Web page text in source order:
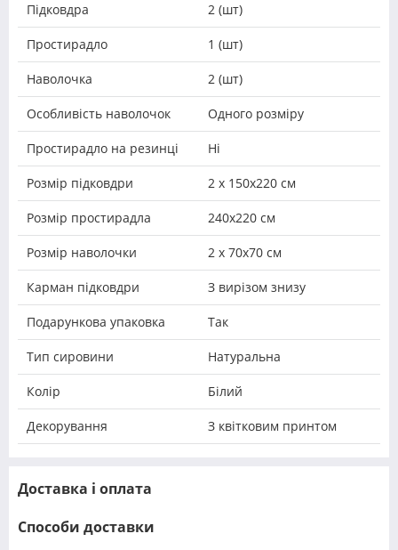
Підковдра 2 (шт)
Простирадло 1 (шт)
Наволочка 2 (шт)
Особливість наволочок Одного розміру
Простирадло на резинці Ні
Розмір підковдри 2 х 150х220 см
Розмір простирадла 240х220 см
Розмір наволочки 2 х 70х70 см
Карман підковдри З вирізом знизу
Подарункова упаковка Так
Тип сировини Натуральна
Колір Білий
Декорування З квітковим принтом
Доставка і оплата
Способи доставки